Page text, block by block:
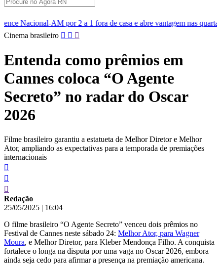
2 a 1 fora de casa e abre vantagem nas quartas
Cine Seridó
Pular
conteúdo
Cinema brasileiro
Entenda como prêmios em
Cannes coloca “O Agente
Secreto” no radar do Oscar
2026
Filme brasileiro garantiu a estatueta de Melhor Diretor e Melhor
Ator, ampliando as expectativas para a temporada de premiações
internacionais
Redação
25/05/2025 | 16:04
O filme brasileiro “O Agente Secreto” venceu dois prêmios no
Festival de Cannes neste sábado 24: Melhor Ator, para Wagner
Moura, e Melhor Diretor, para Kleber Mendonça Filho. A conquista
fortalece o longa na disputa por uma vaga no Oscar 2026, embora
ainda seja cedo para afirmar a presença na premiação americana.